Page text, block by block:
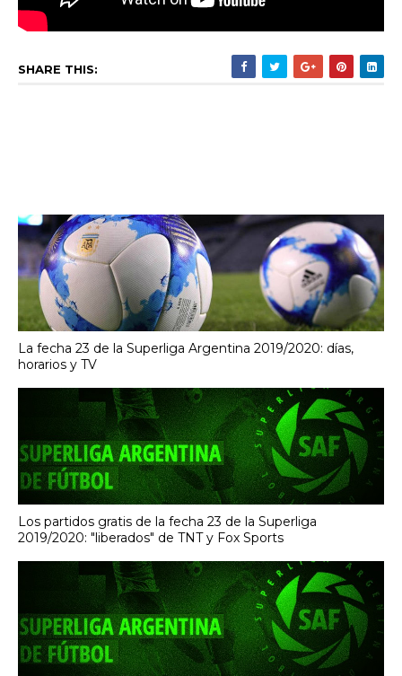
SHARE THIS:
La fecha 23 de la Superliga Argentina 2019/2020: días,
horarios y TV
Los partidos gratis de la fecha 23 de la Superliga
2019/2020: "liberados" de TNT y Fox Sports